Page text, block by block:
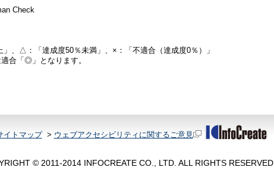
Check
、△：「達成度50％未満」、×：「不適合（達成度0％）」
合「◎」となります。
イトマップ> ウェブアクセシビリティに関するご意見
© 2011-2014 INFOCREATE CO., LTD. ALL RIGHTS RESERVED.